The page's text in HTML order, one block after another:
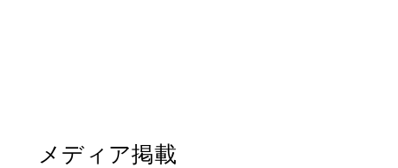
メディア掲載